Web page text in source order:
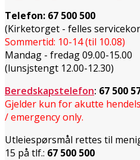
Telefon: 67 500 500
(Kirketorget - felles
Sommertid: 10-14 (til 10.08)
Mandag - fredag 09.00-15.00
(lunsjstengt 12.00-12.30)
Beredskapstelefon: 67 500
Gjelder kun for akutte
/ emergency only.
Utleiespørsmål rettes til
15 på tlf.: 67 500 500